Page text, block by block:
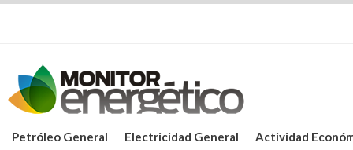
Petróleo General Electricidad General Actividad